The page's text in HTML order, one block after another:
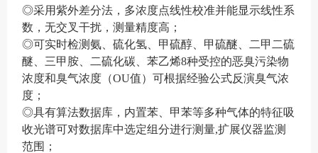
◎采用紫外差分法， 多浓度点线性校准并能显示线性系
数，无交叉干扰，测量精度高；
◎可实时检测氨、硫化氢、甲硫醇、甲硫醚、二甲二硫
醚、三甲胺、二硫化碳、苯乙烯8种受控的恶臭污染物
浓度和臭气浓度（OU值）可根据经验公式反演臭气浓
度；
◎具有算法数据库 ， 内置苯、甲苯等多种气体的特征吸
收光谱可对数据库中选定组分进行测量,扩展仪器监测
范围；